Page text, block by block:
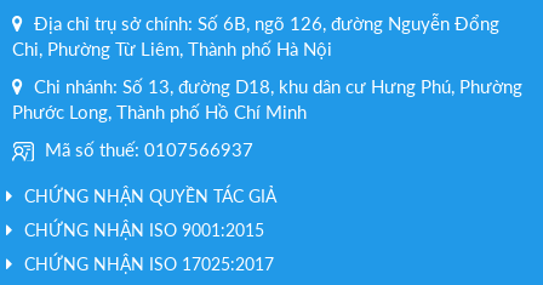
Địa chỉ trụ sở chính: Số 6B, ngõ 126, đường Nguyễn Đổng
Chi, Phường Từ Liêm, Thành phố Hà Nội
Chi nhánh: Số 13, đường D18, khu dân cư Hưng Phú, Phường
Phước Long, Thành phố Hồ Chí Minh
Mã số thuế: 0107566937
CHỨNG NHẬN QUYỀN TÁC GIẢ
CHỨNG NHẬN ISO 9001:2015
CHỨNG NHẬN ISO 17025:2017